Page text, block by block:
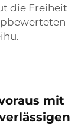
die Freiheit
mit